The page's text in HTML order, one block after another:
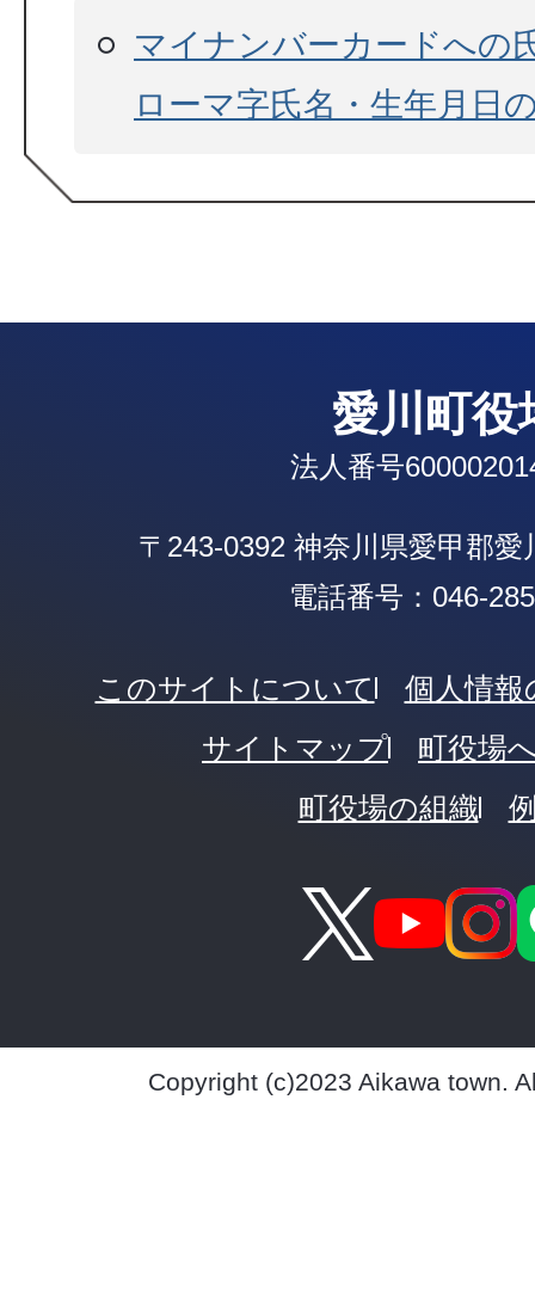
マイナンバーカードへの
ローマ字氏名・生年月日
愛川町役
法人番号
〒243-0392 神奈川県愛甲郡愛
電話番号：046-
このサイトについて
個人情
サイトマップ
町役場
町役場の組織
Copyright (c)2023 Aikawa town.